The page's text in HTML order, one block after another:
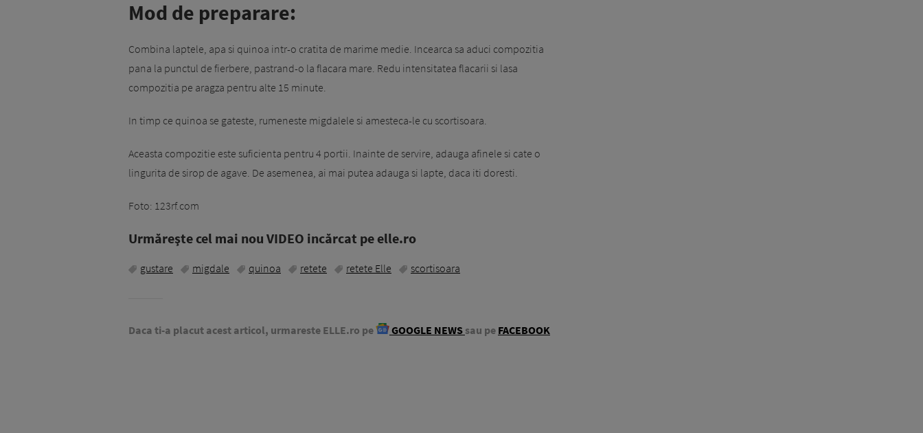
Mod de preparare:
Combina laptele, apa si quinoa intr-o cratita de marime medie. Incearca sa aduci compozitia
pana la punctul de fierbere, pastrand-o la flacara mare. Redu intensitatea flacarii si lasa
compozitia pe aragza pentru alte 15 minute.
In timp ce quinoa se gateste, rumeneste migdalele si amesteca-le cu scortisoara.
Aceasta compozitie este suficienta pentru 4 portii. Inainte de servire, adauga afinele si cate o
lingurita de sirop de agave. De asemenea, ai mai putea adauga si lapte, daca iti doresti.
Foto: 123rf.com
Urmăreşte cel mai nou VIDEO incărcat pe elle.ro
gustare migdale quinoa retete retete Elle scortisoara
Daca ti-a placut acest articol, urmareste ELLE.ro pe GOOGLE NEWS sau pe FACEBOOK